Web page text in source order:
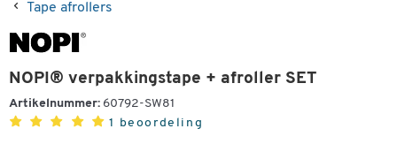
Tape afrollers
NOPI® verpakkingstape + afroller SET
Artikelnummer: 60792-SW81
1 beoordeling